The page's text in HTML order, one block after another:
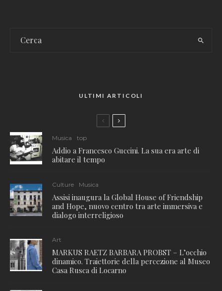
ULTIMI ARTICOLI
Musica top
Addio a Francesco Guccini. La sua era arte di
abitare il tempo
Culture Musica
Assisi inaugura la Global House of Friendship
and Hope, nuovo centro tra arte immersiva e
dialogo interreligioso
Art
MARKUS RAETZ BARBARA PROBST – L’occhio
dinamico. Traiettorie della percezione al Museo
Casa Rusca di Locarno